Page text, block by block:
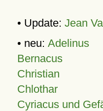
• Update: Jean
• neu: Adelinus
Bernacus
Christian
Chlothar
Cyriacus und